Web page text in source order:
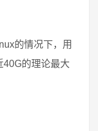
的情况下，用
40G的理论最大